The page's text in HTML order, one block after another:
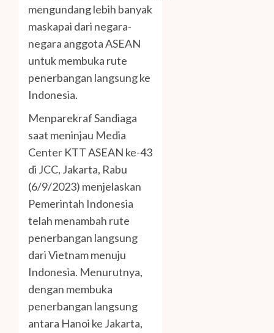
mengundang lebih banyak
maskapai dari negara-
negara anggota ASEAN
untuk membuka rute
penerbangan langsung ke
Indonesia.
Menparekraf Sandiaga
saat meninjau Media
Center KTT ASEAN ke-43
di JCC, Jakarta, Rabu
(6/9/2023) menjelaskan
Pemerintah Indonesia
telah menambah rute
penerbangan langsung
dari Vietnam menuju
Indonesia. Menurutnya,
dengan membuka
penerbangan langsung
antara Hanoi ke Jakarta,